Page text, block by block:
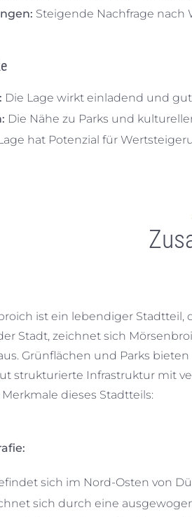
Steigende Nachfrage
Die Lage wirkt einladend und
Die Nähe zu Parks und
hat Potenzial für
ist ein lebendiger
Stadt, zeichnet sich
Grünflächen und Parks
strukturierte Infrastruktur mit
dieses Stadtteils:
sich im Nord-Osten von
sich durch eine